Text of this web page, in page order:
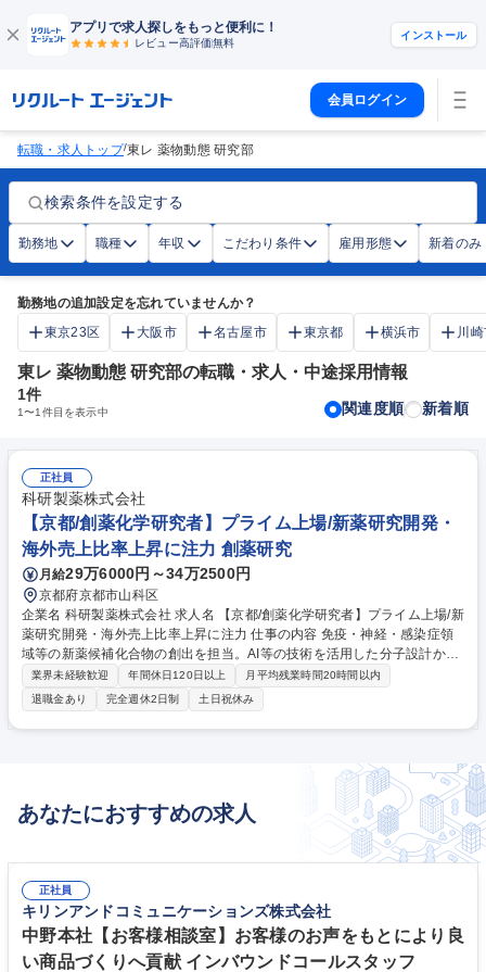
アプリで求人探しをもっと便利に！
レビュー高評価無料
インストール
会員ログイン
転職・求人トップ/東レ 薬物動態 研究部
検索条件を設定する
勤務地 職種 年収 こだわり条件 雇用形態 新着のみ
勤務地の追加設定を忘れていませんか？
東京23区
大阪市 名古屋市 東京都 横浜市 川
東レ 薬物動態 研究部の転職・求人・中途採用情報
1件
1〜1 件目を表示中 関連度順 新着順
正社員
科研製薬株式会社
【京都/創薬化学研究者】プライム上場/新薬研究開発・
海外売上比率上昇に注力 創薬研究
月給29万6000円～34万2500円
京都府京都市山科区
企業名 科研製薬株式会社 求人名 【京都/創薬化学研究者】プライム上場/新
薬研究開発・海外売上比率上昇に注力 仕事の内容 免疫・神経・感染症領
域等の新薬候補化合物の創出を担当。AI等の技術を活用した分子設計か
ら、実際の有機合成(合成ルート立案・実験)、評価結果に基づく構造最適
化まで、創薬化学研究全般を担います。 1.化合物デザイン:活性・物性・
薬物動態を考慮した新規化合物の分子設計(AI・SBDD活用含む) 2.有機合
成:合成ルートの立案、合成実験の実施、構造解析、スケールアップ検討
許関連:特許出願資料の作成等 ※対象領域:免疫、神経、感染症等。新規モ
イム上場/新薬研究開発・海外売上比率上昇に注力
業界未経験歓迎 年間休日120日以上
月平均残業時間20時間以内
退職金あり
完全週休2日制 土日祝休み
あなたにおすすめの求人
正社員
キリンアンドコミュニケーションズ株式会社
中野本社【お客様相談室】お客様のお声をもとにより良
い商品づくりへ貢献 インバウンドコールスタッフ